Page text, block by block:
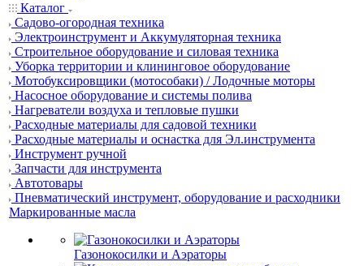
Каталог
Садово-огородная техника
Электроинструмент и Аккумуляторная техника
Строительное оборудование и силовая техника
Уборка территории и клининговое оборудование
Мотобуксировщики (мотособаки) / Лодочные моторы
Насосное оборудование и системы полива
Нагреватели воздуха и тепловые пушки
Расходные материалы для садовой техники
Расходные материалы и оснастка для Эл.инструмента
Инструмент ручной
Запчасти для инструмента
Автотовары
Пневматический инструмент, оборудование и расходники
Маркированные масла
Газонокосилки и Аэраторы